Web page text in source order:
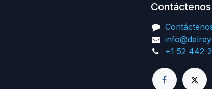
Contáctenos
+1 52 442-